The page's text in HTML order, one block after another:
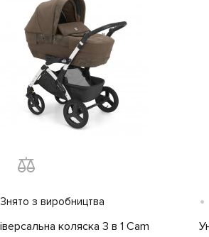
Знято з виробництва
коляска 3 в 1 Cam
•